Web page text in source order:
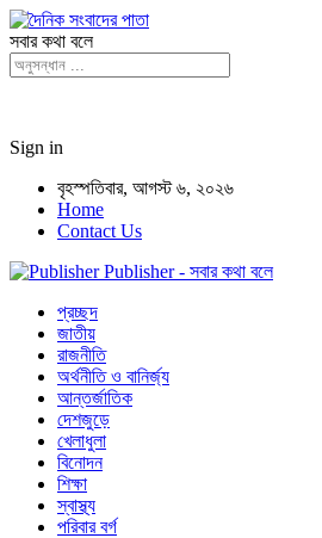
সবার কথা বলে
Sign in
বৃহস্পতিবার, আগস্ট ৬, ২০২৬
Home
Contact Us
Publisher - সবার কথা বলে
প্রচ্ছদ
জাতীয়
রাজনীতি
অর্থনীতি ও বানির্জ্য
আন্তর্জাতিক
দেশজুড়ে
খেলাধুলা
বিনোদন
শিক্ষা
স্বাস্থ্য
পরিবার বর্গ